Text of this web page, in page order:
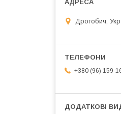
Дрогобич,
+380 (96) 159-